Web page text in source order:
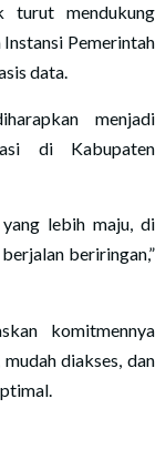
turut mendukung
Pemerintah
data.
menjadi
di Kabupaten
lebih maju, di
beriringan,”
komitmennya
diakses, dan